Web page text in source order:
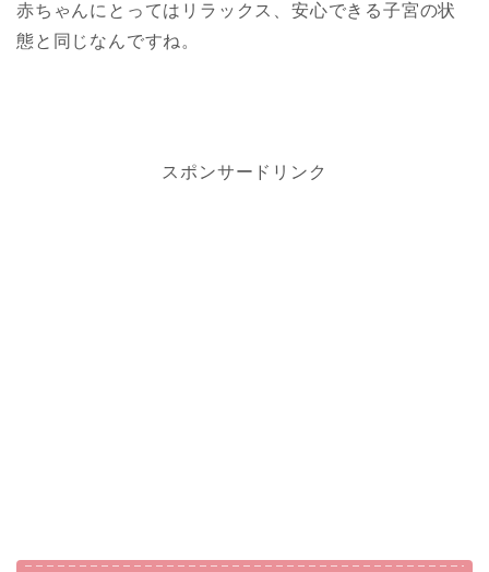
赤ちゃんにとってはリラックス、安心できる子宮の状
態と同じなんですね。
スポンサードリンク